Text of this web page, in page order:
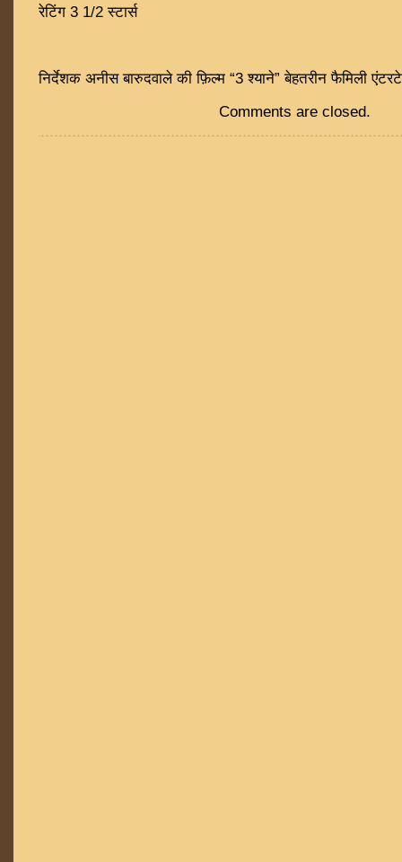
रेटिंग 3 1/2 स्टार्स
निर्देशक अनीस बारुदवाले की फ़िल्म “3 श्याने” बेहतरीन फैमिली
Comments are closed.